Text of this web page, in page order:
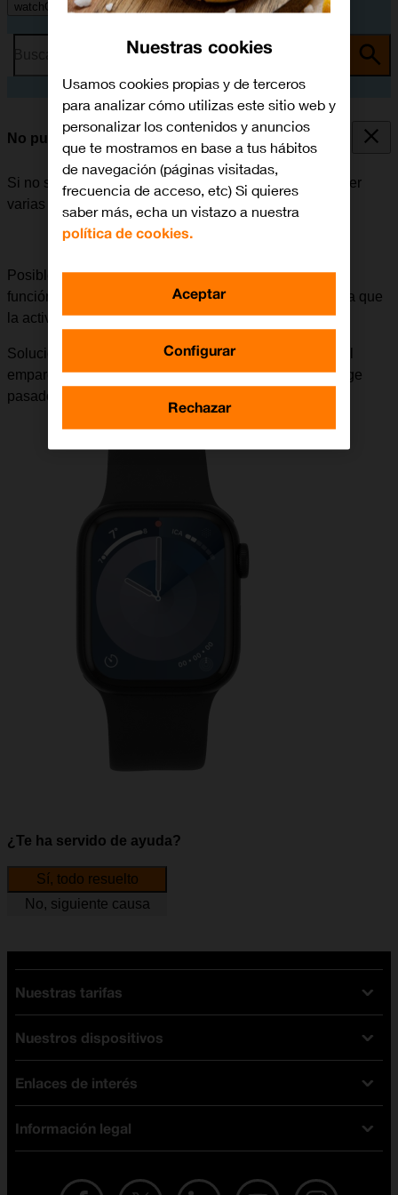
watchOS 11
Busca por problema o tema
No puedo enviar ni recibir iMessages
Si no se puede enviar ni recibir iMessages, puede haber
varias causas posibles al problema.
Posible causa 1 de 7:La primera vez que se activa la
función de iMessage, puede transcurrir un tiempo hasta que
la activación se lleve a cabo.
Solución:
Desactivar iMessage en los ajustes del móvil
emparejado y volver a configurar el móvil para iMessage
pasado un tiempo.
¿Te ha servido de ayuda?
Sí, todo resuelto
No, siguiente causa
Nuestras tarifas
Tarifas Orange
Tarifas fibra y móvil
Tarifas móviles
Tarifas internet y fibra
Tarifas de tarjeta prepago
Nuestros dispositivos
Ofertas en móviles
iPhone
PlayStation 5
Enlaces de interés
Test de velocidad
Buscador de tiendas
Live Shopping
Información legal
Aviso legal
Nuestras cookies
Usamos cookies propias y de terceros
para analizar cómo utilizas este sitio web y
personalizar los contenidos y anuncios
que te mostramos en base a tus hábitos
de navegación (páginas visitadas,
frecuencia de acceso, etc) Si quieres
saber más, echa un vistazo a nuestra
política de cookies.
Configurar
Rechazar
Aceptar